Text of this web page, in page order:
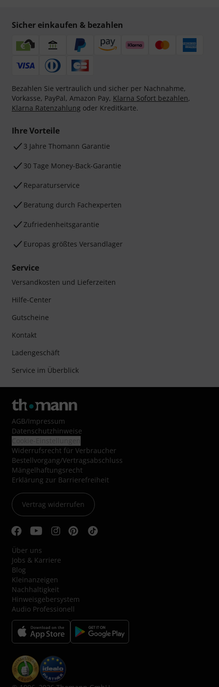
Sicher einkaufen & bezahlen
Bezahlen Sie vertraulich und sicher per Nachnahme,
Vorkasse, PayPal, Amazon Pay, Klarna Sofort bezahlen,
Klarna Ratenzahlung oder Kreditkarte.
Ihre Vorteile
3 Jahre Thomann Garantie
30 Tage Money-Back-Garantie
Reparaturservice
Beratung durch Fachexperten
Zufriedenheitsgarantie
Europas größtes Versandlager
Service
Versandkosten und Lieferzeiten
Hilfe-Center
Gutscheine
Kontakt
Ladengeschäft
Service im Überblick
AGB/Impressum
Datenschutzhinweise
Widerrufsrecht für Verbraucher
Bestellvorgang/Vertragsabschluss
Mängelhaftungsrecht
Erklärung zur Barrierefreiheit
Vertrag widerrufen
Über uns
Jobs & Karriere
Blog
Kleinanzeigen
Nachhaltigkeit
Hinweisgebersystem
Audio Professionell